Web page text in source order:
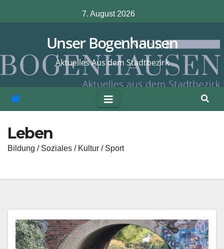
Inhalt
7. August 2026
Unser Bogenhausen
Aktuelles Aus dem Stadtbezirk
Leben
Bildung / Soziales / Kultur / Sport